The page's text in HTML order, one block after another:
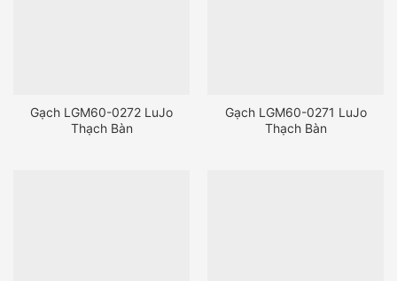
Gạch LGM60-0272 LuJo
Thạch Bàn
Gạch LGM60-0271 LuJo
Thạch Bàn